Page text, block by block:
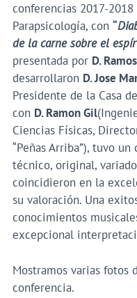
conferencias 2017-
Parapsicología, con “
de la carne sobre el
presentada por D.
desarrollaron D. Jose
Presidente de la Casa
con D. Ramon Gil
Ciencias Físicas,
“Peñas Arriba”), tuvo
técnico, original,
coincidieron en la
su valoración. Una
conocimientos
excepcional
Mostramos varias fotos
conferencia.